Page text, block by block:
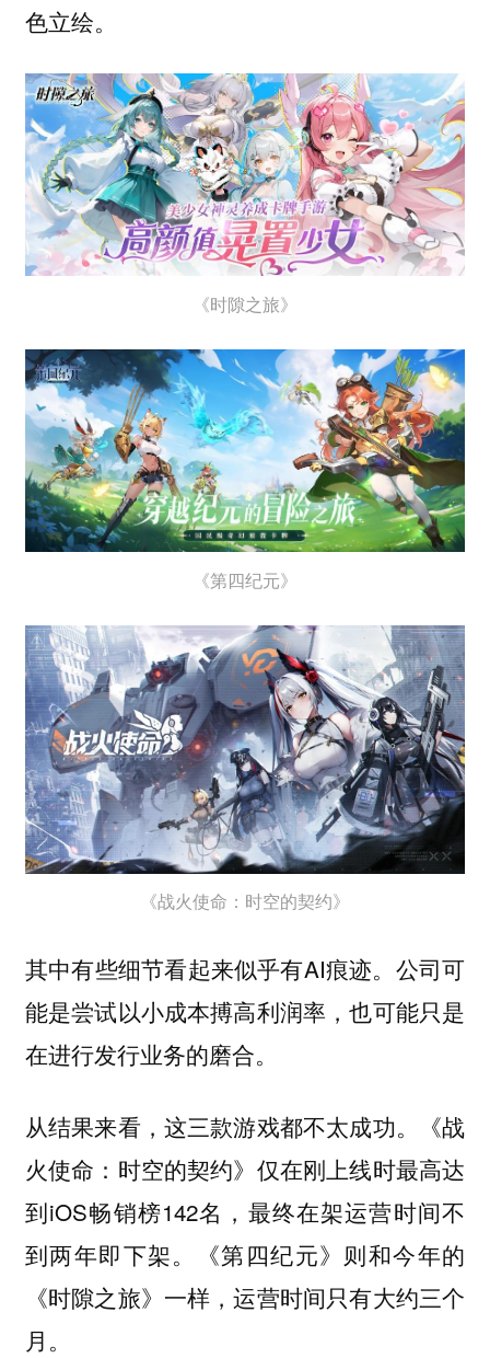
色立绘。
《时隙之旅》
《第四纪元》
《战火使命：时空的契约》
其中有些细节看起来似乎有AI痕迹。公司可
能是尝试以小成本搏高利润率，也可能只是
在进行发行业务的磨合。
从结果来看，这三款游戏都不太成功。《战
火使命：时空的契约》仅在刚上线时最高达
到iOS畅销榜142名，最终在架运营时间不
到两年即下架。《第四纪元》则和今年的
《时隙之旅》一样，运营时间只有大约三个
月。